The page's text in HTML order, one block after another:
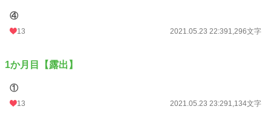
④
13 2021.05.23 22:391,296文字
1か月目【露出】
①
13 2021.05.23 23:291,134文字